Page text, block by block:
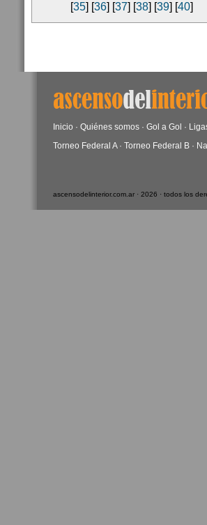
[35] [36] [37] [38] [39] [40]
Inicio · Quiénes somos · Gol a Gol ·
Torneo Federal A· Torneo Federal B ·
ascensodelinterior.com.ar · 2026 · todos los